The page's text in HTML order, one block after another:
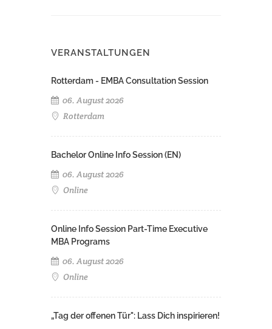
VERANSTALTUNGEN
Rotterdam - EMBA Consultation Session
06. August 2026
Rotterdam
Bachelor Online Info Session (EN)
06. August 2026
Online
Online Info Session Part-Time Executive
MBA Programs
06. August 2026
Online
„Tag der offenen Tür": Lass Dich inspirieren!